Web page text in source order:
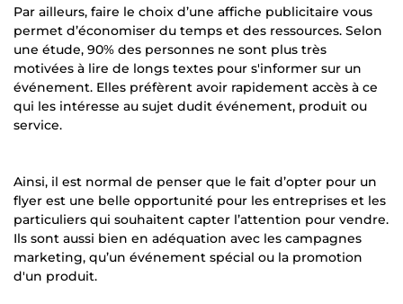
Par ailleurs, faire le choix d’une affiche publicitaire vous
permet d’économiser du temps et des ressources. Selon
une étude, 90% des personnes ne sont plus très
motivées à lire de longs textes pour s'informer sur un
événement. Elles préfèrent avoir rapidement accès à ce
qui les intéresse au sujet dudit événement, produit ou
service.
Ainsi, il est normal de penser que le fait d’opter pour un
flyer est une belle opportunité pour les entreprises et les
particuliers qui souhaitent capter l’attention pour vendre.
Ils sont aussi bien en adéquation avec les campagnes
marketing, qu’un événement spécial ou la promotion
d'un produit.